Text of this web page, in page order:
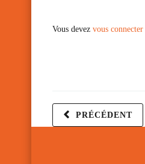
Vous devez vous connecter
PRÉCÉDENT